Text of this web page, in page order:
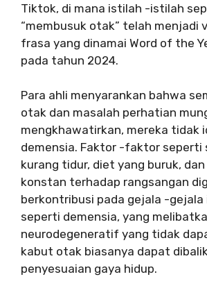
Tiktok, di mana istilah -istilah
“membusuk otak” telah menjadi
frasa yang dinamai Word of the
pada tahun 2024.
Para ahli menyarankan bahwa
otak dan masalah perhatian
mengkhawatirkan, mereka tidak
demensia. Faktor -faktor seperti
kurang tidur, diet yang buruk,
konstan terhadap rangsangan
berkontribusi pada gejala -gejala
seperti demensia, yang
neurodegeneratif yang tidak
kabut otak biasanya dapat
penyesuaian gaya hidup.